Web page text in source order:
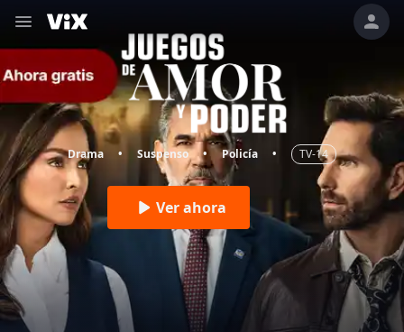
Drama • Suspenso • Policía • TV-14
Ver ahora